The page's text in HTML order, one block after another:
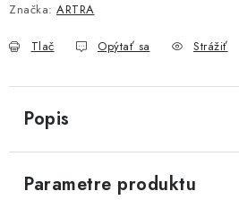
Značka: ARTRA
Tlač Opýtať sa Strážiť
Popis
Parametre produktu